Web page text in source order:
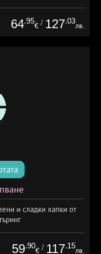
64.95
€ / 127.03
лв.
и сладки хапки от
59.90
€ / 117.15
лв.